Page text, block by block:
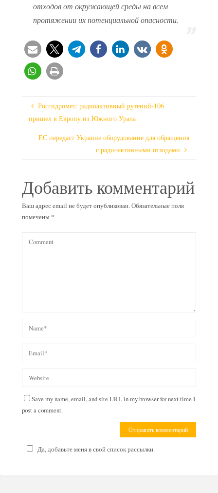
отходов от окружающей среды на всем
протяжении их потенциальной опасности.
Росгидромет: радиоактивный рутений-106
пришел в Европу из Южного Урала
ЕС передаст Украине оборудование для обращения
с радиоактивными отходами
Добавить комментарий
Ваш адрес email не будет опубликован.Обязательные поля
помечены *
Save my name, email, and site URL in my browser for next time I
post a comment.
Да, добавьте меня в свой список рассылки.